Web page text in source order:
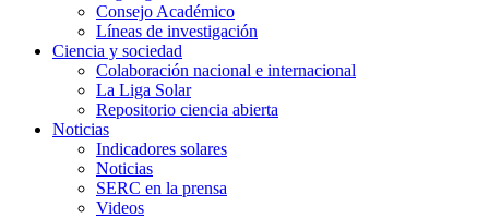
Consejo Académico
Líneas de investigación
Ciencia y sociedad
Colaboración nacional e internacional
La Liga Solar
Repositorio ciencia abierta
Noticias
Indicadores solares
Noticias
SERC en la prensa
Videos